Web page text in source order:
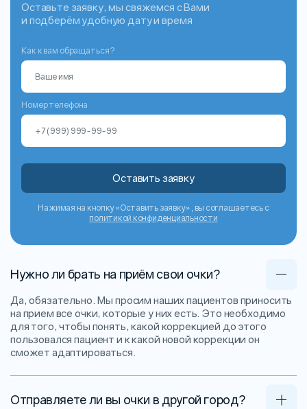
Оставьте заявку, мы свяжемся с Вами
и подберём удобную дату и время
Как к вам обращаться?
Номер телефона
Оставить заявку
Нажимая на кнопку «Оставить заявку», вы соглашаетесь с
политикой конфиденциальности
Нужно ли брать на приём свои очки?
Да, обязательно. Мы просим наших пациентов приносить
на прием все очки, которые у них есть. Это необходимо
для того, чтобы понять, какой коррекцией до этого
пользовался пациент и к какой новой коррекции он
сможет адаптироваться.
Отправляете ли вы очки в другой город?